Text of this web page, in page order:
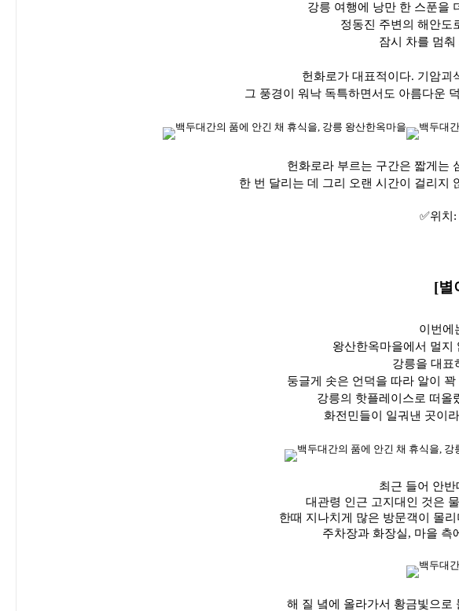
강릉 여행에 낭만 한 스푼을
정동진 주변의 해안도
잠시 차를 멈
헌화로가 대표적이다. 기암괴
그 풍경이 워낙 독특하면서도 아름다운
헌화로라 부르는 구간은 짧게는
한 번 달리는 데 그리 오랜 시간이 걸리지
✅위치:
[별
이번에
왕산한옥마을에서 멀지
강릉을 대표
둥글게 솟은 언덕을 따라 알이
강릉의 핫플레이스로 떠올
화전민들이 일궈낸 곳이
최근 들어 안
대관령 인근 고지대인 것은
한때 지나치게 많은 방문객이 몰
주차장과 화장실, 마을 측
해 질 녘에 올라가서 황금빛으로